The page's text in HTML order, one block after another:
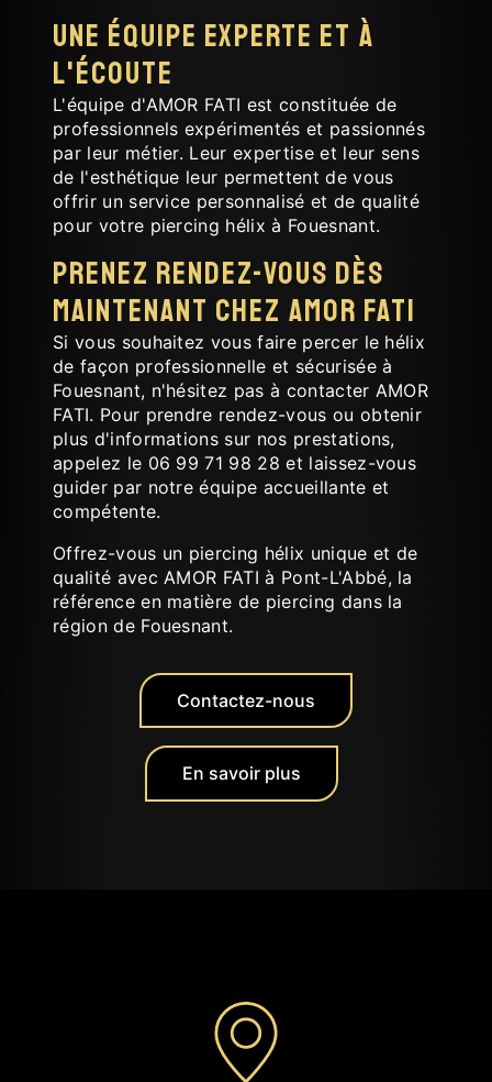
Une équipe experte et à
l'écoute
L'équipe d'AMOR FATI est constituée de
professionnels expérimentés et passionnés
par leur métier. Leur expertise et leur sens
de l'esthétique leur permettent de vous
offrir un service personnalisé et de qualité
pour votre piercing hélix à Fouesnant.
Prenez rendez-vous dès
maintenant chez AMOR FATI
Si vous souhaitez vous faire percer le hélix
de façon professionnelle et sécurisée à
Fouesnant, n'hésitez pas à contacter AMOR
FATI. Pour prendre rendez-vous ou obtenir
plus d'informations sur nos prestations,
appelez le 06 99 71 98 28 et laissez-vous
guider par notre équipe accueillante et
compétente.
Offrez-vous un piercing hélix unique et de
qualité avec AMOR FATI à Pont-L'Abbé, la
référence en matière de piercing dans la
région de Fouesnant.
En savoir plus
Contactez-nous